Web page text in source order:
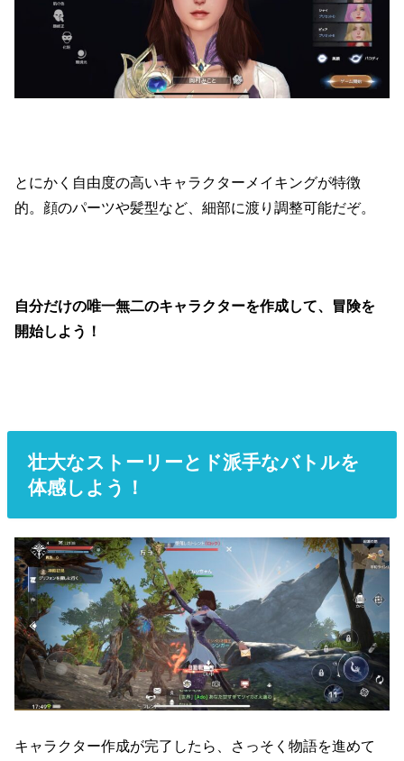
とにかく自由度の高いキャラクターメイキングが特徴
的。顔のパーツや髪型など、細部に渡り調整可能だぞ。
自分だけの唯一無二のキャラクターを作成して、冒険を
開始しよう！
壮大なストーリーとド派手なバトルを
体感しよう！
キャラクター作成が完了したら、さっそく物語を進めて